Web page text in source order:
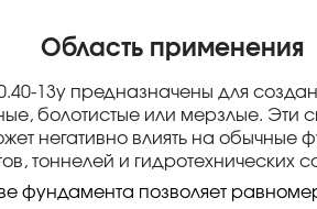
Область применения
13у предназначены для
болотистые или мерзлые. Эти
негативно влиять на
тоннелей и гидротехнических
фундамента позволяет